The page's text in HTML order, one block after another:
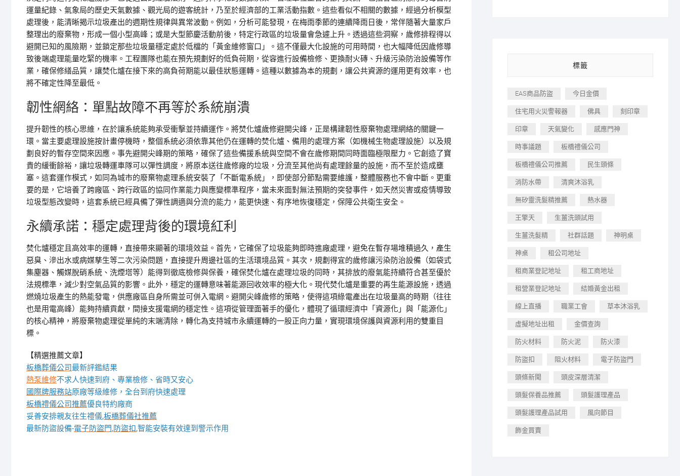
運量紀錄、氣象局的歷史天氣數據、觀光局的遊客統計，乃至於經濟部的工業活動指數。這些看似不相關的數據，經過分析模型
處理後，能清晰揭示垃圾產出的週期性規律與異常波動。例如，分析可能發現，在梅雨季節的連續降雨日後，常伴隨著大量家戶
整理出的廢棄物，形成一個小型高峰；或是大型節慶活動前後，特定行政區的垃圾量會急遽上升。透過這些洞察，歲修排程得以
避開已知的風險期，並鎖定那些垃圾量穩定處於低檔的「黃金維修窗口」。這不僅最大化設施的可用時間，也大幅降低因歲修導
致後端處理能量吃緊的機率。工程團隊也能在預先規劃好的低負荷期，從容進行設備檢修、更換耐火磚、升級污染防治設備等作
業，確保修繕品質，讓焚化爐在接下來的高負荷期能以最佳狀態運轉。這種以數據為本的規劃，讓公共資源的運用更有效率，也
將不確定性降至最低。
韌性網絡：單點故障不再等於系統崩潰
提升韌性的核心思維，在於讓系統能夠承受衝擊並持續運作。將焚化爐歲修避開尖峰，正是構建韌性廢棄物處理網絡的關鍵一
環。當主要處理設施按計畫停機時，整個系統必須依靠其他仍在運轉的焚化爐、備用的處理方案（如機械生物處理設施）以及規
劃良好的暫存空間來因應。事先避開尖峰期的策略，確保了這些備援系統與空間不會在歲修期間同時面臨極限壓力。它創造了寶
貴的緩衝餘裕，讓垃圾轉運車隊可以彈性調度，將原本送往歲修廠的垃圾，分流至其他尚有處理餘量的設施，而不至於造成壅
塞。這套運作模式，如同為城市的廢棄物處理系統安裝了「不斷電系統」，即使部分節點需要維護，整體服務也不會中斷。更重
要的是，它培養了跨廠區、跨行政區的協同作業能力與應變標準程序，當未來面對無法預期的突發事件，如天然災害或疫情導致
垃圾型態改變時，這套系統已經具備了彈性調適與分流的能力，能更快速、有序地恢復穩定，保障公共衛生安全。
永續承諾：穩定處理背後的環境紅利
焚化爐穩定且高效率的運轉，直接帶來顯著的環境效益。首先，它確保了垃圾能夠即時進廠處理，避免在暫存場堆積過久，產生
惡臭、滲出水或病媒孳生等二次污染問題，直接提升周邊社區的生活環境品質。其次，規劃得宜的歲修讓污染防治設備（如袋式
集塵器、觸媒脫硝系統、洗煙塔等）能得到徹底檢修與保養，確保焚化爐在處理垃圾的同時，其排放的廢氣能持續符合甚至優於
法規標準，減少對空氣品質的影響。此外，穩定的運轉意味著能源回收效率的極大化。現代焚化爐是重要的再生能源設施，透過
燃燒垃圾產生的熱能發電，供應廠區自身所需並可併入電網。避開尖峰歲修的策略，使得這項綠電產出在垃圾量高的時期（往往
也是用電高峰）能夠持續貢獻，間接支援電網的穩定性。這項從管理面著手的優化，體現了循環經濟中「資源化」與「能源化」
的核心精神，將廢棄物處理從單純的末端清除，轉化為支持城市永續運轉的一股正向力量，實現環境保護與資源利用的雙重目
標。
【精選推薦文章】
板橋葬儀公司最新評鑑結果
熱泵維修不求人快速到府、專業檢修、省時又安心
國際牌服務站原廠等級維修，全台到府快速處理
板橋禮儀公司推薦優良特約廠商
妥善安排親友往生禮儀,板橋葬儀社推薦
最新防盜設備-電子防盜門,防盜扣,智能安裝有效達到警示作用
標籤
EAS商品防盜 今日金價
住宅用火災警報器 佛具 刻印章
印章 天氣變化 感應門神
時事議題 板橋禮儀公司
板橋禮儀公司推薦 民生頭條
消防水帶 清爽沐浴乳
無矽靈洗髮精推薦 熱水器
王擎天 生薑洗頭試用
生薑洗髮精 社群話題 神明桌
神桌 租公司地址
租商業登記地址 租工商地址
租營業登記地址 結婚黃金出租
線上直播 職業工會 草本沐浴乳
虛擬地址出租 金價查詢
防火材料 防火泥 防火漆
防盜扣 阻火材料 電子防盜門
頭條新聞 頭皮深層清潔
頭髮保養品推薦 頭髮護理產品
頭髮護理產品試用 風向節目
飾金買賣